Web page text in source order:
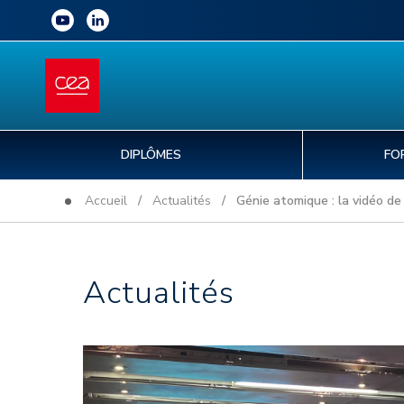
DIPLÔMES
Accueil / Actualités / Génie atomique : la vidéo
Actualités